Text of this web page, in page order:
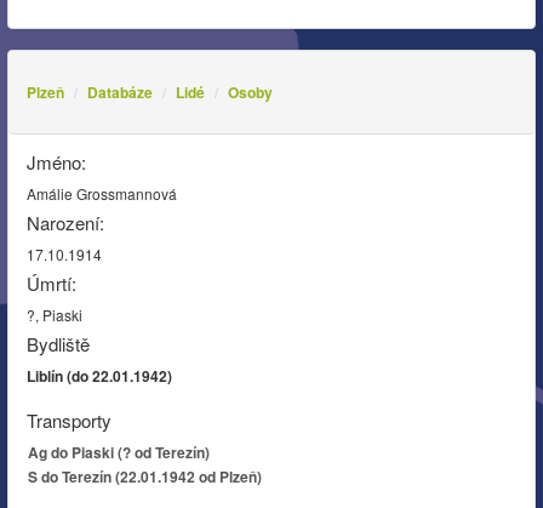
Plzeň Databáze Lidé Osoby
Jméno:
Amálie Grossmannová
Narození:
17.10.1914
Úmrtí:
?, Piaski
Bydliště
Liblín (do 22.01.1942)
Transporty
Ag do Piaski (? od Terezín)
S do Terezín (22.01.1942 od Plzeň)